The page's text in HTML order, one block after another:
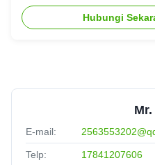
2321167 untuk Mesin
3126
Hubungi
E-mail:
Telp: 17841207606